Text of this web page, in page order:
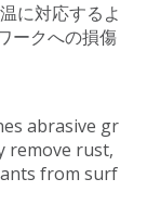
に対応するよ
ークへの損傷
abrasive gr
remove rust,
from surf